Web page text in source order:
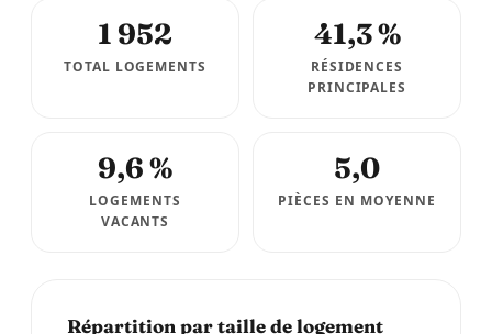
1 952
TOTAL LOGEMENTS
41,3 %
RÉSIDENCES
PRINCIPALES
9,6 %
LOGEMENTS
VACANTS
5,0
PIÈCES EN MOYENNE
Répartition par taille de logement